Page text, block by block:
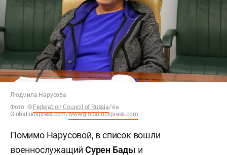
Людмила Нарусова
Фото: © Federation Council of Russia/via
Globallookpress.com/www.globallookpress.com
Помимо Нарусовой, в список вошли
военнослужащийСурен Бады и